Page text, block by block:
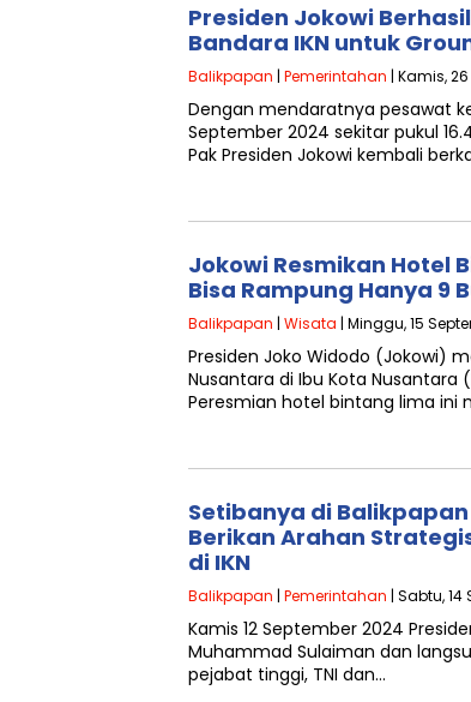
Presiden Jokowi
Bandara IKN untuk
Balikpapan | Pemerintahan | Kamis,
Dengan mendaratnya pesawat
September 2024 sekitar pukul
Pak Presiden Jokowi kembali
Jokowi Resmikan Hotel
Bisa Rampung Hanya 9
Balikpapan | Wisata | Minggu, 15
Presiden Joko Widodo (Jokowi)
Nusantara di Ibu Kota Nusantara
Peresmian hotel bintang lima ini
Setibanya di
Berikan Arahan
di IKN
Balikpapan | Pemerintahan | Sabtu, 14
Kamis 12 September 2024
Muhammad Sulaiman dan
pejabat tinggi, TNI dan…